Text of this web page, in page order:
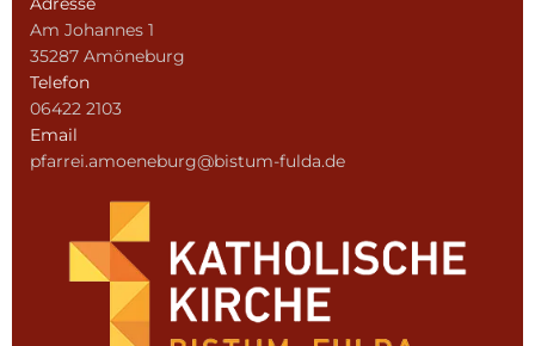
Am Johannes 1
35287 Amöneburg
Telefon
06422 2103
Email
pfarrei.amoeneburg@bistum-fulda.de